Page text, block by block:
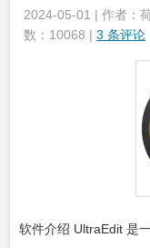
2024-05-01 | 作者：
数：10068 | 3 条评论
软件介绍 UltraEdit 是